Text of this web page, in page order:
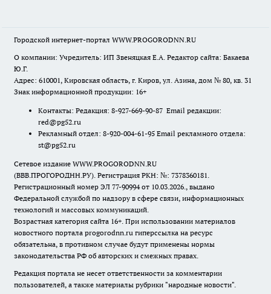
Городской интернет-портал WWW.PROGORODNN.RU
О компании: Учредитель: ИП Звеняцкая Е.А. Редактор сайта: Бакаева
Ю.Г.
Адрес: 610001, Кировская область, г. Киров, ул. Азина, дом № 80, кв. 31
Знак информационной продукции: 16+
Контакты: Редакция: 8-927-669-90-87 Email редакции:
red@pg52.ru
Рекламный отдел: 8-920-004-61-95 Email рекламного отдела:
st@pg52.ru
Сетевое издание WWW.PROGORODNN.RU
(ВВВ.ПРОГОРОДНН.РУ). Регистрация РКН: №: 7378360181.
Регистрационный номер ЭЛ 77-90994 от 10.03.2026., выдано
Федеральной службой по надзору в сфере связи, информационных
технологий и массовых коммуникаций.
Возрастная категория сайта 16+. При использовании материалов
новостного портала progorodnn.ru гиперссылка на ресурс
обязательна, в противном случае будут применены нормы
законодательства РФ об авторских и смежных правах.
Редакция портала не несет ответственности за комментарии
пользователей, а также материалы рубрики "народные новости".